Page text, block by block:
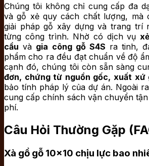
Chúng tôi không chỉ cung cấp đa
và gỗ xẻ quy cách chất lượng, mà
giải pháp gỗ xây dựng và trang trí
từng công trình. Nhờ có dịch vụ
cầu và gia công gỗ S4S ra tinh,
phẩm cho ra đều đạt chuẩn về độ
cạnh đó, chúng tôi còn sẵn sàng
đơn, chứng từ nguồn gốc, xuất xứ
bảo tính pháp lý của dự án. Ngoài
cung cấp chính sách vận chuyển
phí.
Câu Hỏi Thường Gặp
Xà gồ gỗ 10×10 chịu lực bao